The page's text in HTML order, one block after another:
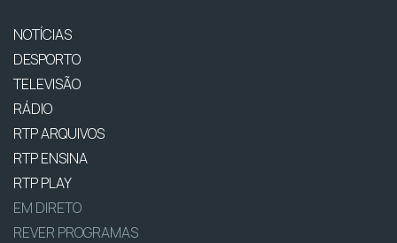
NOTÍCIAS
DESPORTO
TELEVISÃO
RÁDIO
RTP ARQUIVOS
RTP ENSINA
RTP PLAY
EM DIRETO
REVER PROGRAMAS